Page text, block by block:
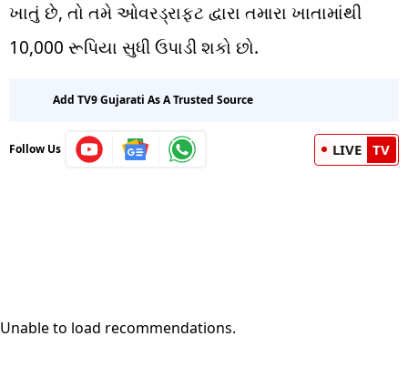
ખાતું છે, તો તમે ઓવરડ્રાફટ દ્વારા તમારા ખાતામાંથી
10,000 રૂપિયા સુધી ઉપાડી શકો છો.
Add TV9 Gujarati As A Trusted Source
Follow Us LIVE TV
Unable to load recommendations.